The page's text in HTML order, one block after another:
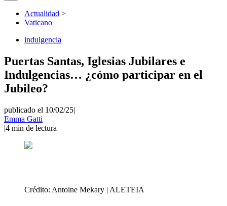
Actualidad >
Vaticano
indulgencia
Puertas Santas, Iglesias Jubilares e
Indulgencias… ¿cómo participar en el
Jubileo?
publicado el 10/02/25|
Emma Gatti
|4 min de lectura
Crédito: Antoine Mekary | ALETEIA